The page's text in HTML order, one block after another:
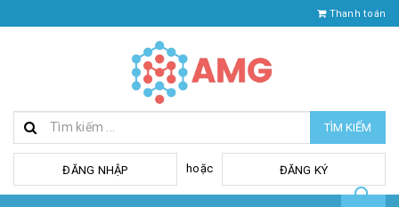
Thanh toán
TÌM KIẾM
ĐĂNG NHẬP hoặc ĐĂNG KÝ